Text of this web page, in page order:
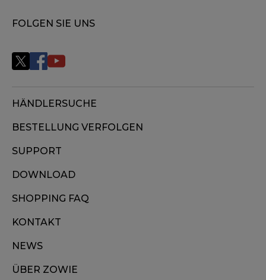
FOLGEN SIE UNS
HÄNDLERSUCHE
BESTELLUNG VERFOLGEN
SUPPORT
DOWNLOAD
SHOPPING FAQ
KONTAKT
NEWS
ÜBER ZOWIE